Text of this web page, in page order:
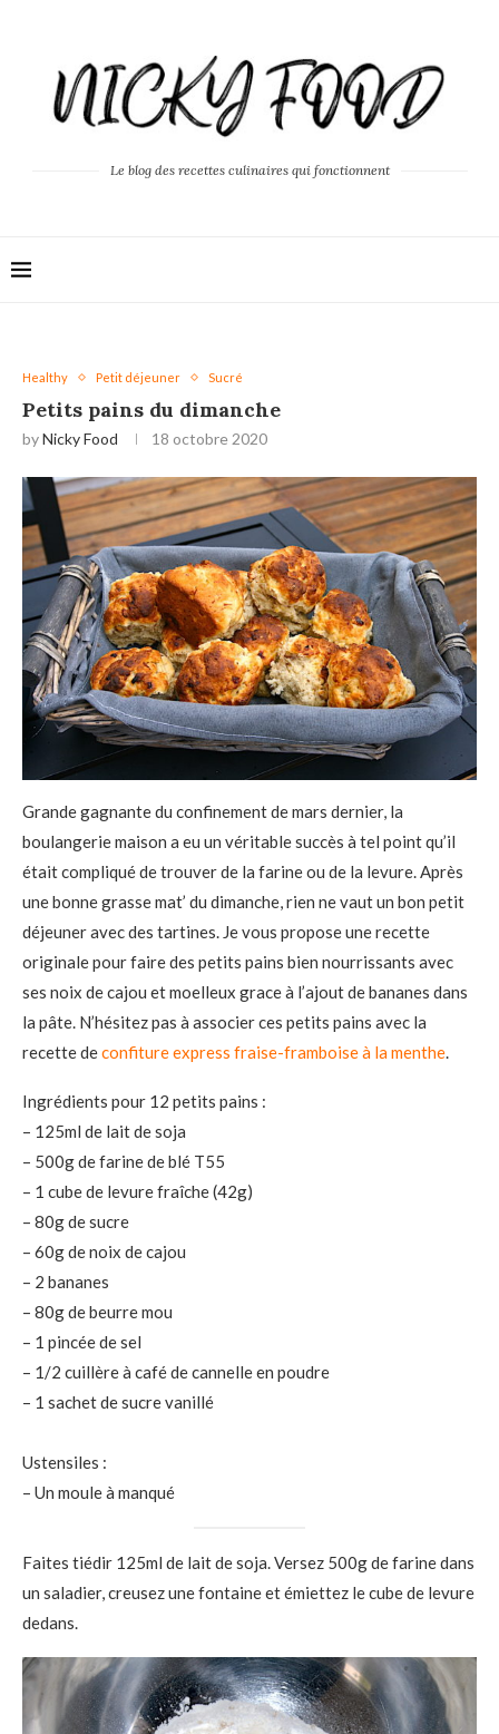
Le blog des recettes culinaires qui fonctionnent
Healthy Petit déjeuner Sucré
Petits pains du dimanche
byNicky Food 18 octobre 2020
Grande gagnante du confinement de mars dernier, la
boulangerie maison a eu un véritable succès à tel point qu’il
était compliqué de trouver de la farine ou de la levure. Après
une bonne grasse mat’ du dimanche, rien ne vaut un bon petit
déjeuner avec des tartines. Je vous propose une recette
originale pour faire des petits pains bien nourrissants avec
ses noix de cajou et moelleux grace à l’ajout de bananes dans
la pâte. N’hésitez pas à associer ces petits pains avec la
recette deconfiture express fraise-framboise à la menthe.
Ingrédients pour 12 petits pains :
– 125ml de lait de soja
– 500g de farine de blé T55
– 1 cube de levure fraîche (42g)
– 80g de sucre
– 60g de noix de cajou
– 2 bananes
– 80g de beurre mou
– 1 pincée de sel
– 1/2 cuillère à café de cannelle en poudre
– 1 sachet de sucre vanillé
Ustensiles :
– Un moule à manqué
Faites tiédir 125ml de lait de soja. Versez 500g de farine dans
un saladier, creusez une fontaine et émiettez le cube de levure
dedans.